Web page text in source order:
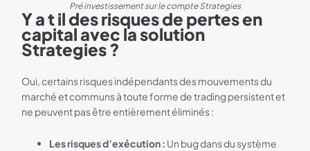
Pré investissement sur le compte Strategies
Y a t il des risques de pertes en
capital avec la solution
Strategies ?
Oui, certains risques indépendants des mouvements du
marché et communs à toute forme de trading persistent et
ne peuvent pas être entièrement éliminés :
Les risques d’exécution : Un bug dans du système